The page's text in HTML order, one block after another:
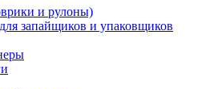
и рулоны)
запайщиков и упаковщиков